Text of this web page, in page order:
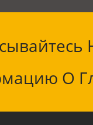
О